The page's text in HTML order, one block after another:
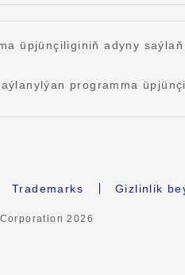
üpjünçiliginiň adyny saýlaň
programma
Trademarks Gizlinlik
2026